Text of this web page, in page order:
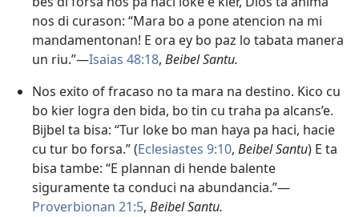
nos di curason: “Mara bo a pone atencion na mi
mandamentonan! E ora ey bo paz lo tabata manera
un riu.”—Isaias 48:18, Beibel Santu.
Nos exito of fracaso no ta mara na destino. Kico cu
bo kier logra den bida, bo tin cu traha pa alcans’e.
Bijbel ta bisa: “Tur loke bo man haya pa haci, hacie
cu tur bo forsa.” (Eclesiastes 9:10, Beibel Santu) E ta
bisa tambe: “E plannan di hende balente
siguramente ta conduci na abundancia.”—
Proverbionan 21:5, Beibel Santu.